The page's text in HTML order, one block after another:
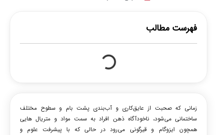
فهرست مطالب
زمانی که صحبت از عایق‌کاری و آب‌بندی پشت بام و سطوح مختلف
ساختمانی می‌شود، ناخودآگاه ذهن افراد به سمت مواد و متریال هایی
همچون ایزوگام و قیرگونی می‌رود در حالی که با پیشرفت علوم و